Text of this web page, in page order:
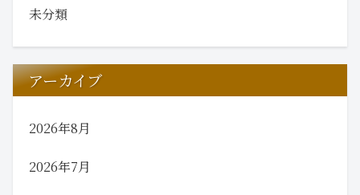
未分類
アーカイブ
2026年8月
2026年7月